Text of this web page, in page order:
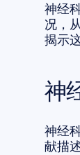
神经
况，
揭示
神
神经
献描